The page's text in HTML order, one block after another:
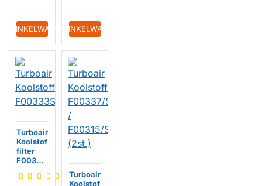
WINKELWAGENIN WINKELWAGEN
Turboair
Koolstof
filter
F00333
Turboair
Koolstof